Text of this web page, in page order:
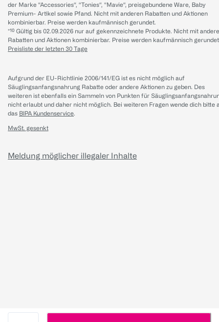
der Marke “Accessories“, “Tonies“, “Mavie“, preisgebundene Ware, Baby
Premium- Artikel sowie Pfand. Nicht mit anderen Rabatten und Aktionen
kombinierbar. Preise werden kaufmännisch gerundet.
*¹⁰ Gültig bis 02.09.2026 nur auf gekennzeichnete Produkte. Nicht mit
Rabatten und Aktionen kombinierbar. Preise werden kaufmännisch
Preisliste der letzten 30 Tage
Aufgrund der EU-Richtlinie 2006/141/EG ist es nicht möglich auf
Säuglingsanfangsnahrung Rabatte oder andere Aktionen zu geben. Des
weiteren ist ebenfalls ein Sammeln von Punkten für
nicht erlaubt und daher nicht möglich. Bei weiteren Fragen wende dich bitte
das BIPA Kundenservice.
MwSt. gesenkt
Meldung möglicher illegaler Inhalte